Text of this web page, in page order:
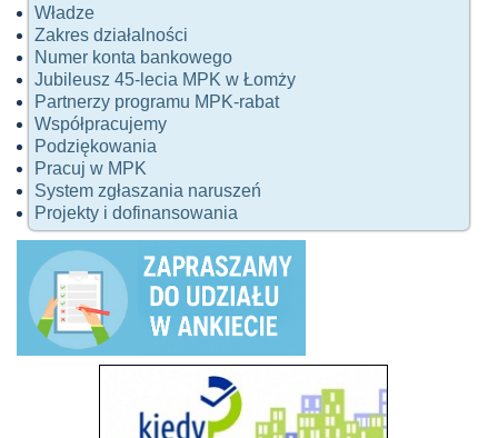
Władze
Zakres działalności
Numer konta bankowego
Jubileusz 45-lecia MPK w Łomży
Partnerzy programu MPK-rabat
Współpracujemy
Podziękowania
Pracuj w MPK
System zgłaszania naruszeń
Projekty i dofinansowania